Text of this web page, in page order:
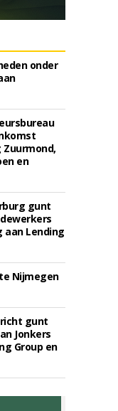
onder
Zuurmond,
en
gunt
aan Lending
Nijmegen
gunt
Jonkers
Group en